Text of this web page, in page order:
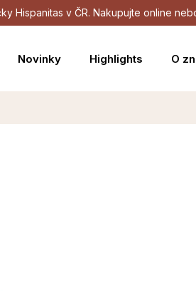
Hispanitas v ČR. Nakupujte online
Novinky Highlights O